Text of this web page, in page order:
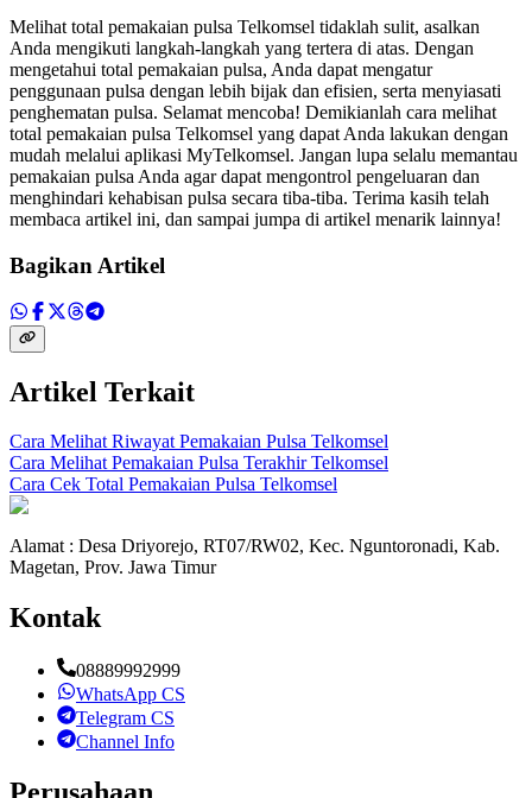
Melihat total pemakaian pulsa Telkomsel tidaklah sulit, asalkan
Anda mengikuti langkah-langkah yang tertera di atas. Dengan
mengetahui total pemakaian pulsa, Anda dapat mengatur
penggunaan pulsa dengan lebih bijak dan efisien, serta menyiasati
penghematan pulsa. Selamat mencoba! Demikianlah cara melihat
total pemakaian pulsa Telkomsel yang dapat Anda lakukan dengan
mudah melalui aplikasi MyTelkomsel. Jangan lupa selalu memantau
pemakaian pulsa Anda agar dapat mengontrol pengeluaran dan
menghindari kehabisan pulsa secara tiba-tiba. Terima kasih telah
membaca artikel ini, dan sampai jumpa di artikel menarik lainnya!
Bagikan Artikel
Artikel Terkait
Cara Melihat Riwayat Pemakaian Pulsa Telkomsel
Cara Melihat Pemakaian Pulsa Terakhir Telkomsel
Cara Cek Total Pemakaian Pulsa Telkomsel
Alamat : Desa Driyorejo, RT07/RW02, Kec. Nguntoronadi, Kab.
Magetan, Prov. Jawa Timur
Kontak
08889992999
WhatsApp CS
Telegram CS
Channel Info